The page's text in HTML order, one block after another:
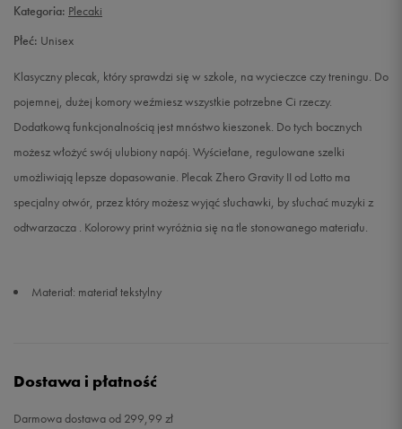
Kategoria: Plecaki
Płeć: Unisex
Klasyczny plecak, który sprawdzi się w szkole, na wycieczce czy treningu. Do
pojemnej, dużej komory weźmiesz wszystkie potrzebne Ci rzeczy.
Dodatkową funkcjonalnością jest mnóstwo kieszonek. Do tych bocznych
możesz włożyć swój ulubiony napój. Wyściełane, regulowane szelki
umożliwiają lepsze dopasowanie. Plecak Zhero Gravity II od Lotto ma
specjalny otwór, przez który możesz wyjąć słuchawki, by słuchać muzyki z
odtwarzacza . Kolorowy print wyróżnia się na tle stonowanego materiału.
Materiał: materiał tekstylny
Dostawa i płatność
Darmowa dostawa od 299,99 zł